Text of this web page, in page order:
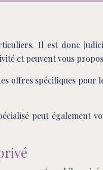
Il est donc
et peuvent vous
offres spécifiques pour
peut également